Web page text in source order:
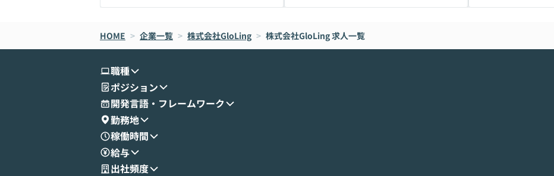
HOME > 企業一覧 > 株式会社GloLing > 株式会社GloLing求人一覧
職種
ポジション
開発言語・フレームワーク
勤務地
稼働時間
給与
出社頻度